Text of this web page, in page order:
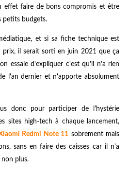
effet faire de bons compromis et être
petits budgets.
et si sa fiche technique est
prix, il serait sorti en juin 2021 que ça
essaie d'expliquer c'est qu'il n'a rien
l'an dernier et n'apporte absolument
donc pour participer de l'hystérie
sites high-tech à chaque lancement,
Redmi Note 11 sobrement mais
sans en faire des caisses car il n'a
plus.